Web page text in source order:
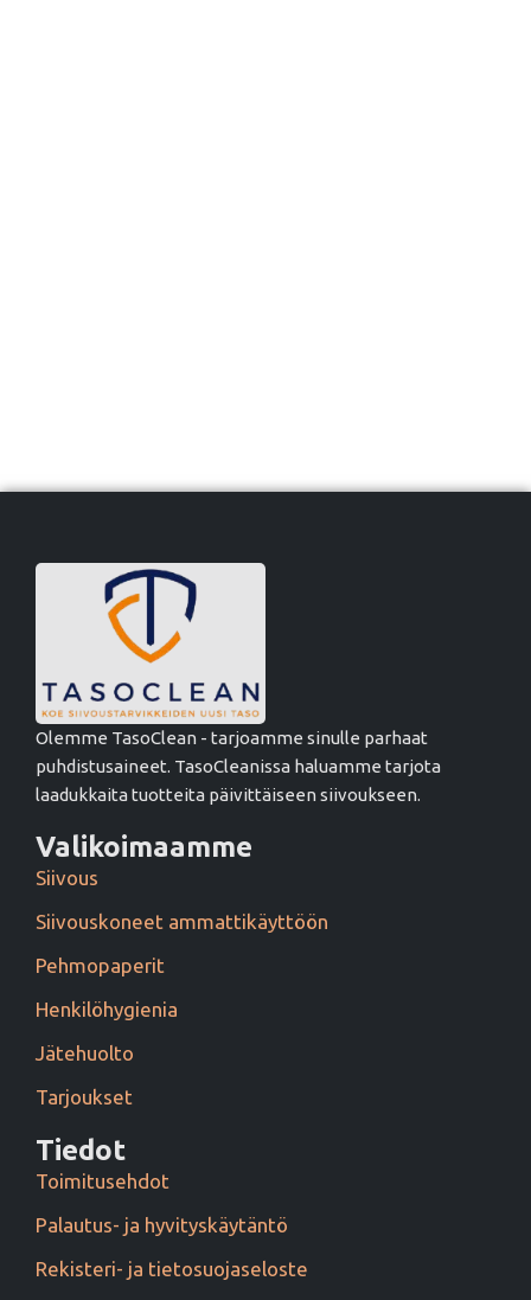
Olemme TasoClean - tarjoamme sinulle parhaat
puhdistusaineet. TasoCleanissa haluamme tarjota
laadukkaita tuotteita päivittäiseen siivoukseen.
Valikoimaamme
Siivous
Siivouskoneet ammattikäyttöön
Pehmopaperit
Henkilöhygienia
Jätehuolto
Tarjoukset
Tiedot
Toimitusehdot
Palautus- ja hyvityskäytäntö
Rekisteri- ja tietosuojaseloste